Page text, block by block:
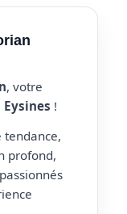
, votre
Eysines !
tendance,
profond,